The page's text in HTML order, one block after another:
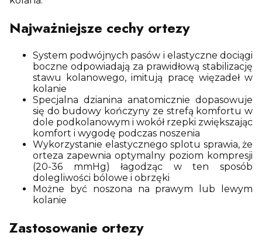
Najważniejsze cechy ortezy
System podwójnych pasów i elastyczne dociągi
boczne odpowiadają za prawidłową stabilizację
stawu kolanowego, imitują pracę więzadeł w
kolanie
Specjalna dzianina anatomicznie dopasowuje
się do budowy kończyny ze strefą komfortu w
dole podkolanowym i wokół rzepki zwiększając
komfort i wygodę podczas noszenia
Wykorzystanie elastycznego splotu sprawia, że
orteza zapewnia optymalny poziom kompresji
(20-36 mmHg) łagodząc w ten sposób
dolegliwości bólowe i obrzęki
Możne być noszona na prawym lub lewym
kolanie
Zastosowanie ortezy